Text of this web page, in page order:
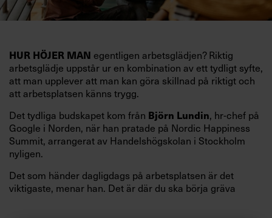
HUR HÖJER MAN egentligen arbetsglädjen? Riktig
arbetsglädje uppstår ur en kombination av ett tydligt syfte,
att man upplever att man kan göra skillnad på riktigt och
att arbetsplatsen känns trygg.
Det tydliga budskapet kom från Björn Lundin, hr-chef på
Google i Norden, när han pratade på Nordic Happiness
Summit, arrangerat av Handelshögskolan i Stockholm
nyligen.
Det som händer dagligdags på arbetsplatsen är det
viktigaste, menar han. Det är där du ska börja gräva